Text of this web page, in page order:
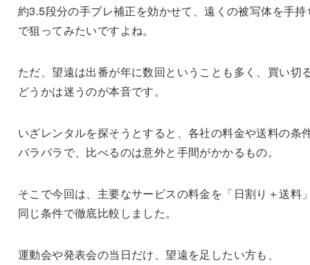
約3.5段分の手ブレ補正を効かせて、遠くの被写体を手持
で狙ってみたいですよね。
ただ、望遠は出番が年に数回ということも多く、買い切
どうかは迷うのが本音です。
いざレンタルを探そうとすると、各社の料金や送料の条
バラバラで、比べるのは意外と手間がかかるもの。
そこで今回は、主要なサービスの料金を「日割り＋送料
同じ条件で徹底比較しました。
運動会や発表会の当日だけ、望遠を足したい方も、